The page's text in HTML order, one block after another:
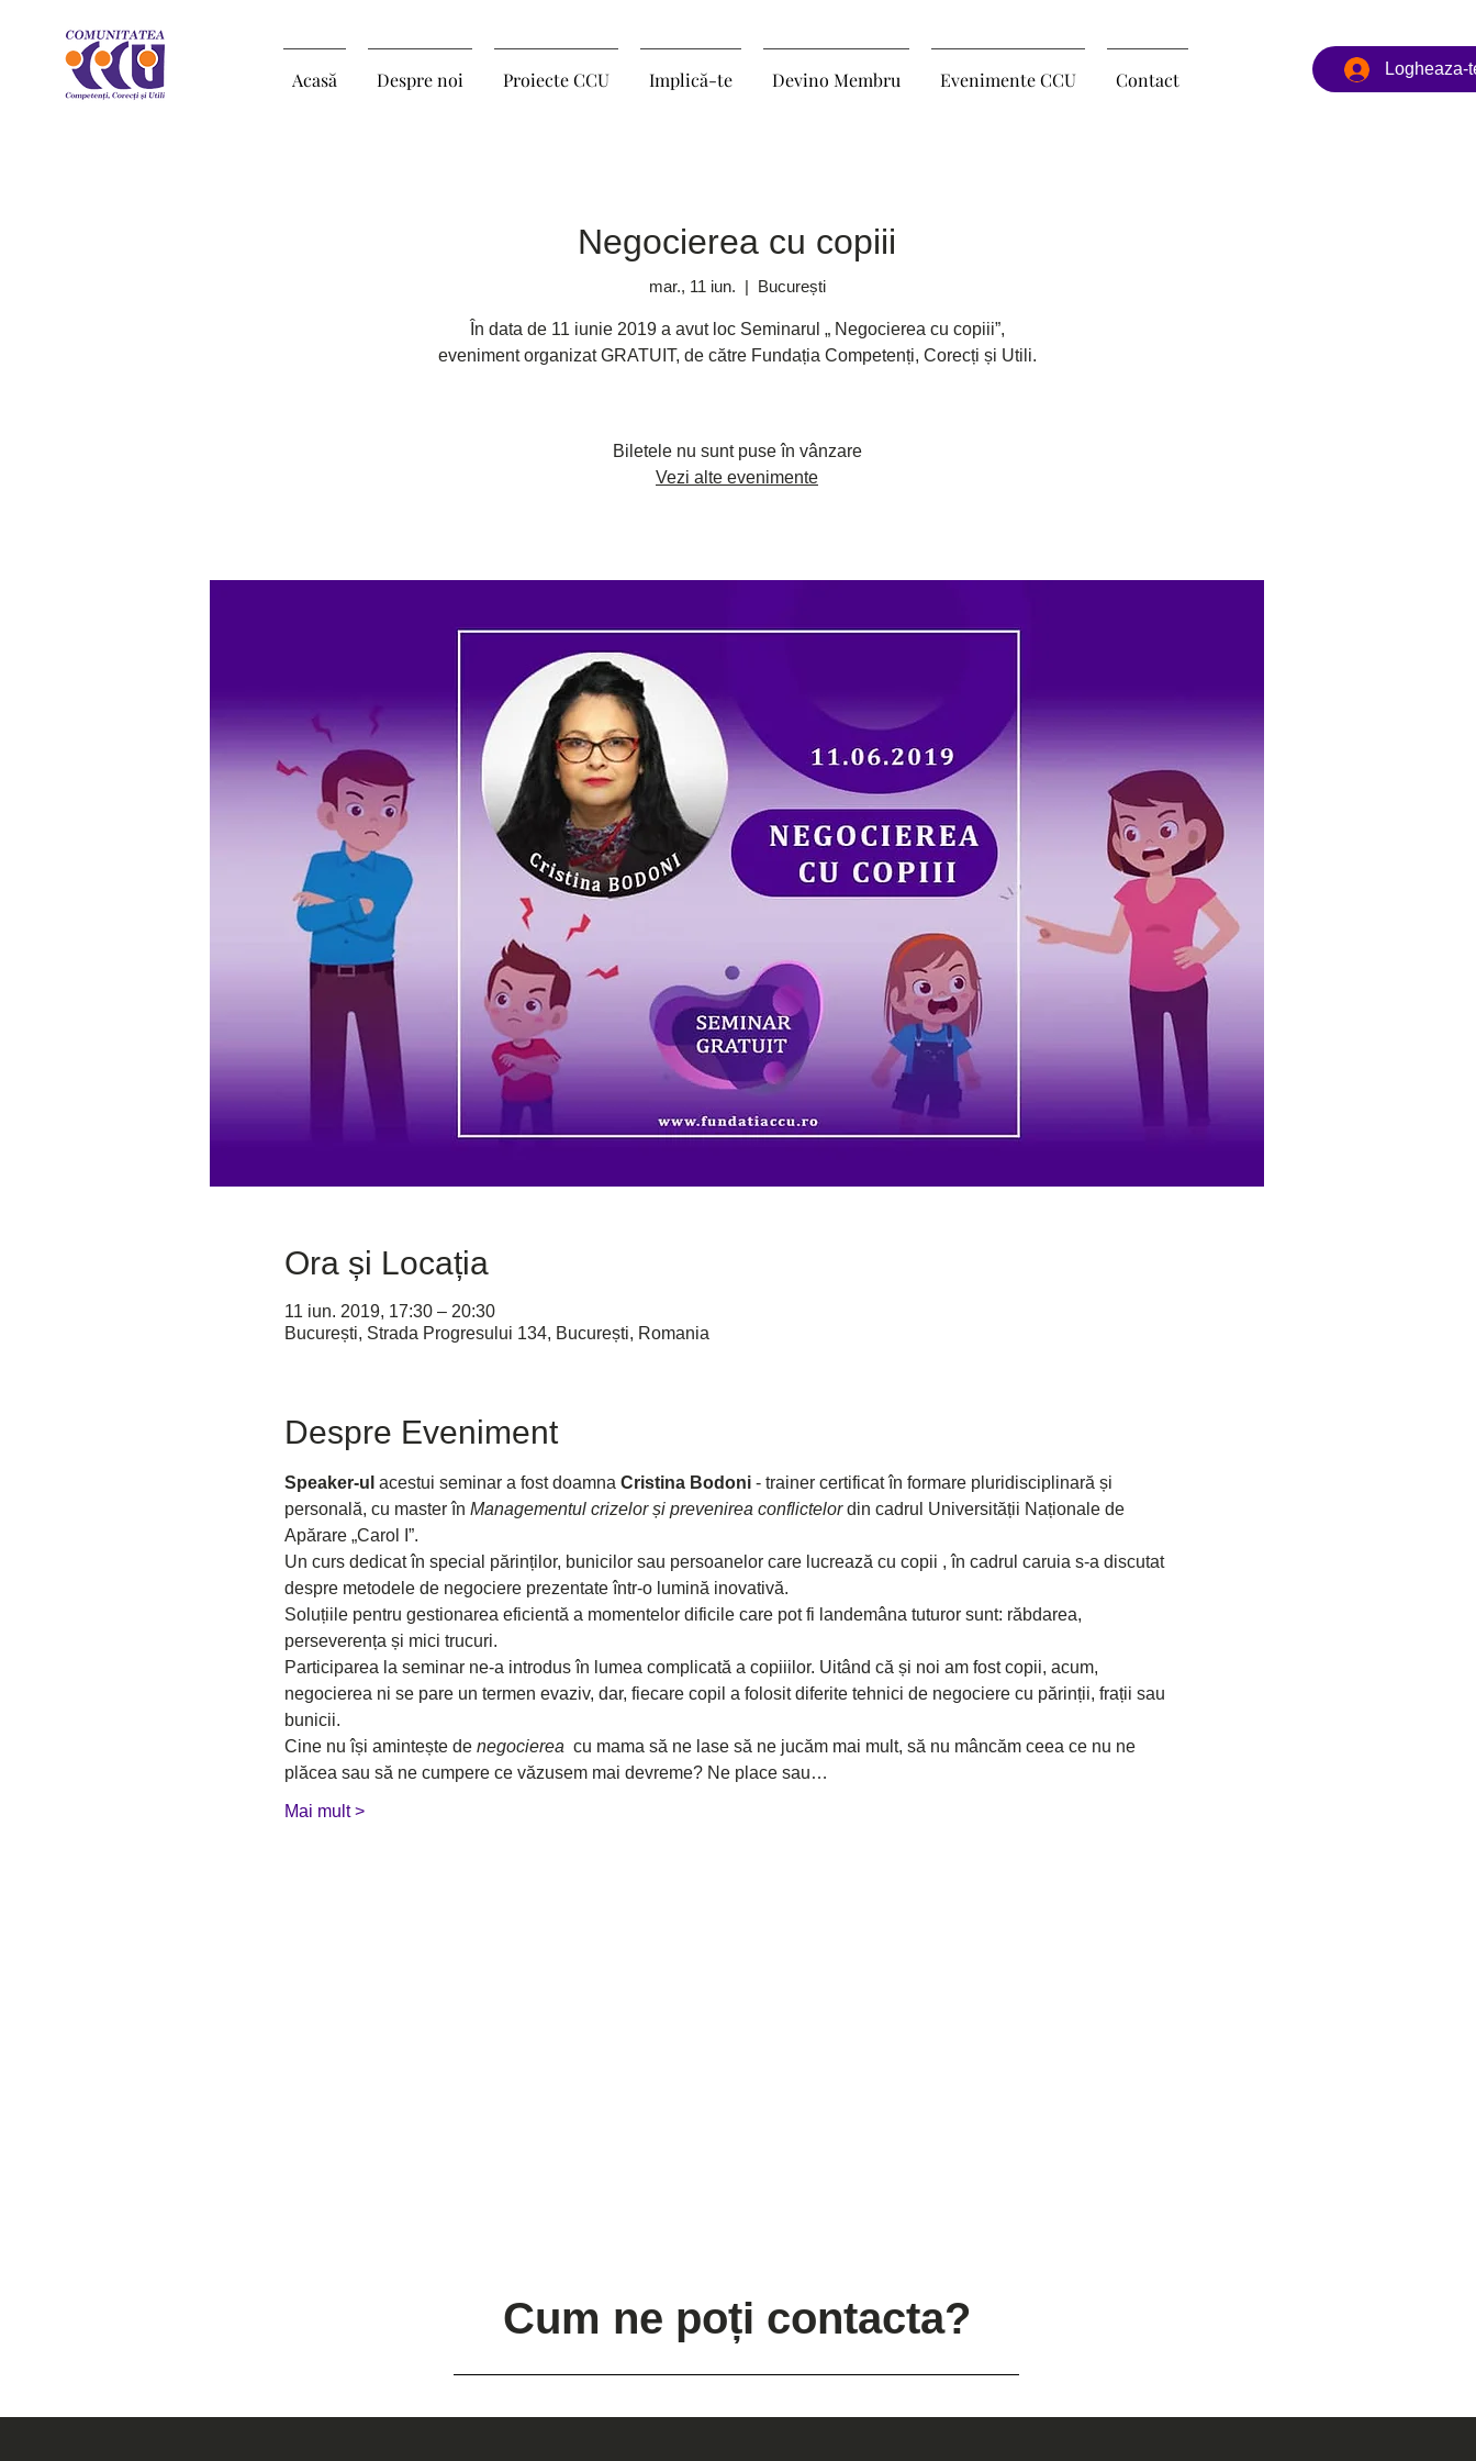
Acasă Despre noi Proiecte CCU Implică-te Devino Membru Evenimente CCU Contact Logheaza-
Negocierea cu copiii
mar., 11 iun.
  |
București
În data de 11 iunie 2019 a avut loc Seminarul „ Negocierea cu copiii”,
eveniment organizat GRATUIT, de către Fundația Competenți, Corecți și Utili.
Biletele nu sunt puse în vânzare
Vezi alte evenimente
Ora și Locația
11 iun. 2019, 17:30 – 20:30
București, Strada Progresului 134, București, Romania
Despre Eveniment
Speaker-ul acestui seminar a fost doamna Cristina Bodoni - trainer certificat în formare pluridisciplinară și
personală, cu master în Managementul crizelor și prevenirea conflictelor din cadrul Universității Naționale de
Apărare „Carol I”.
Un curs dedicat în special părinților, bunicilor sau persoanelor care lucrează cu copii , în cadrul caruia s-a discutat
despre metodele de negociere prezentate într-o lumină inovativă.
Soluțiile pentru gestionarea eficientă a momentelor dificile care pot fi landemâna tuturor sunt: răbdarea,
perseverența și mici trucuri.
Participarea la seminar ne-a introdus în lumea complicată a copiiilor. Uitând că și noi am fost copii, acum,
negocierea ni se pare un termen evaziv, dar, fiecare copil a folosit diferite tehnici de negociere cu părinții, frații sau
bunicii.
Cine nu își amintește de negocierea cu mama să ne lase să ne jucăm mai mult, să nu mâncăm ceea ce nu ne
plăcea sau să ne cumpere ce văzusem mai devreme? Ne place sau…
Mai mult >
Cum ne poți contacta?